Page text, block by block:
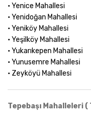
• Yenice Mahallesi
• Yenidoğan Mahallesi
• Yeniköy Mahallesi
• Yeşilköy Mahallesi
• Yukarıkepen Mahallesi
• Yunusemre Mahallesi
• Zeyköyü Mahallesi
Tepebaşı Mahalleleri (